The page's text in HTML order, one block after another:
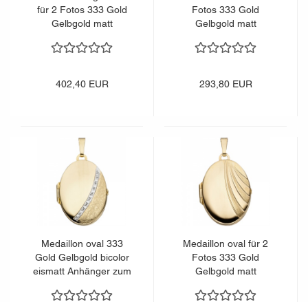
für 2 Fotos 333 Gold
Gelbgold matt
402,40 EUR
Fotos 333 Gold
Gelbgold matt
293,80 EUR
Medaillon oval 333
Gold Gelbgold bicolor
eismatt Anhänger zum
Medaillon oval für 2
Fotos 333 Gold
Gelbgold matt